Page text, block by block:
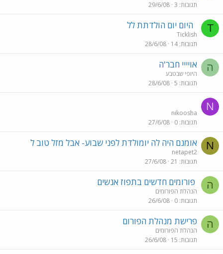
תגובות 3
29/6/08
T היום יום הולדתת לל
Ticklish
תגובות 14
28/6/08
ה אויייי חבר'ה
היופי שבטבע
תגובות 5
28/6/08
N
nikoosha
תגובות 0
27/6/08
N אומנם היה לה יומולדת לפני שבוע- אבל מזל טוב ל
netapet2
תגובות 21
27/6/08
ה פורומים חדשים בתפוז אנשים
הנהלת הפורומים
תגובות 0
26/6/08
ה פרישת מנהלת הפורום
הנהלת הפורומים
תגובות 15
26/6/08